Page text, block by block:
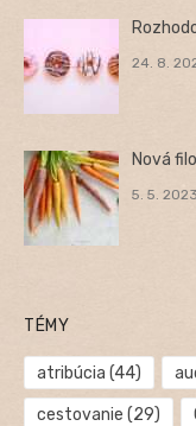
24. 8.
Nová
5. 5. 2023
TÉMY
atribúcia (44)
cestovanie (29)